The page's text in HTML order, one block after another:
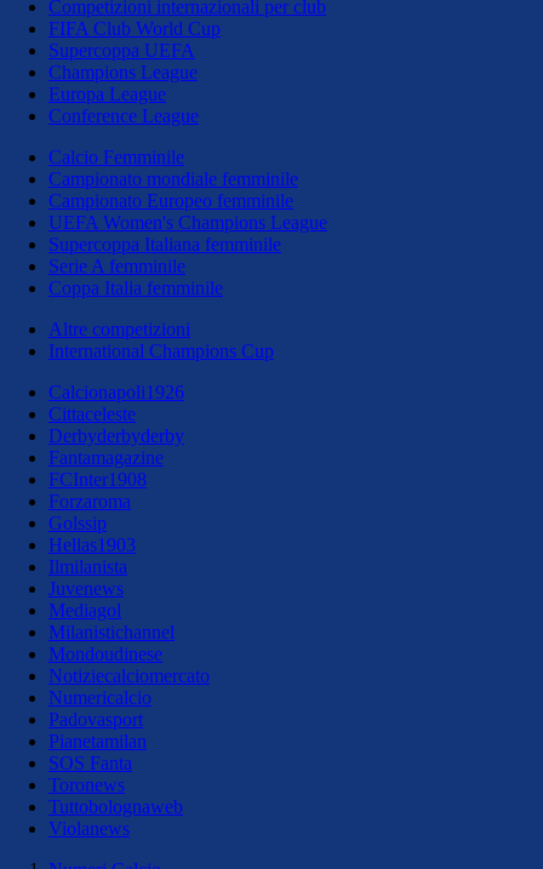
Competizioni internazionali per club
FIFA Club World Cup
Supercoppa UEFA
Champions League
Europa League
Conference League
Calcio Femminile
Campionato mondiale femminile
Campionato Europeo femminile
UEFA Women's Champions League
Supercoppa Italiana femminile
Serie A femminile
Coppa Italia femminile
Altre competizioni
International Champions Cup
Calcionapoli1926
Cittaceleste
Derbyderbyderby
Fantamagazine
FCInter1908
Forzaroma
Golssip
Hellas1903
Ilmilanista
Juvenews
Mediagol
Milanistichannel
Mondoudinese
Notiziecalciomercato
Numericalcio
Padovasport
Pianetamilan
SOS Fanta
Toronews
Tuttobolognaweb
Violanews